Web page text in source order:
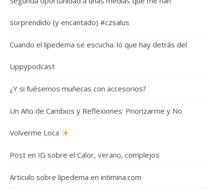
sorprendido (y encantado) #czsalus
Cuando el lipedema se escucha: lo que hay detrás del
Lippypodcast
¿Y si fuésemos muñecas con accesorios?
Un Año de Cambios y Reflexiones: Priorizarme y No
Volverme Loca
Post en IG sobre el Calor, verano, complejos
Articulo sobre lipedema en intimina.com